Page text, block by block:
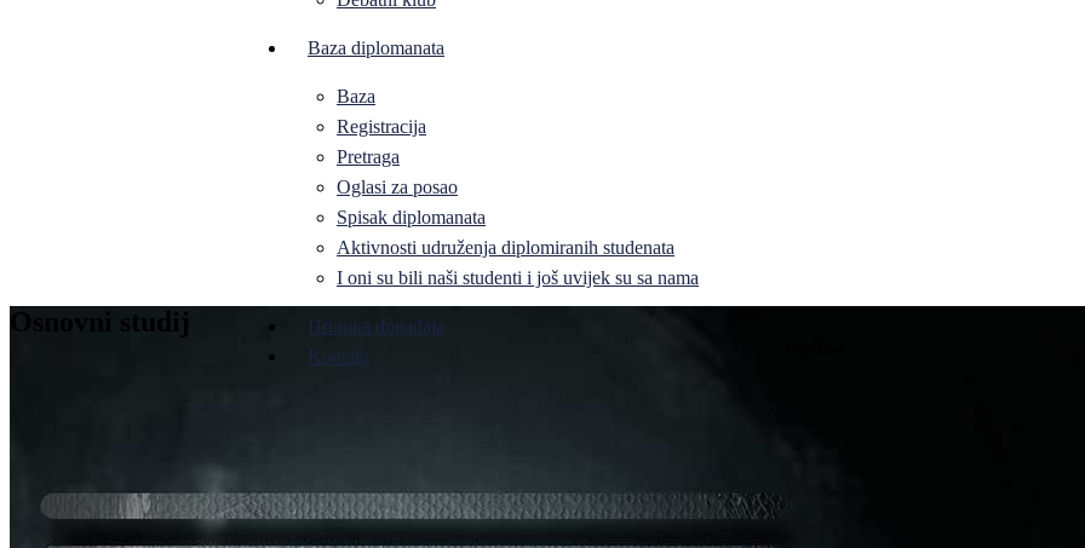
Baza diplomanata
Baza
Registracija
Pretraga
Oglasi za posao
Spisak diplomanata
Aktivnosti udruženja diplomiranih studenata
I oni su bili naši studenti i još uvijek su sa nama
Hronika događaja
Kontakt
Osnovni studij